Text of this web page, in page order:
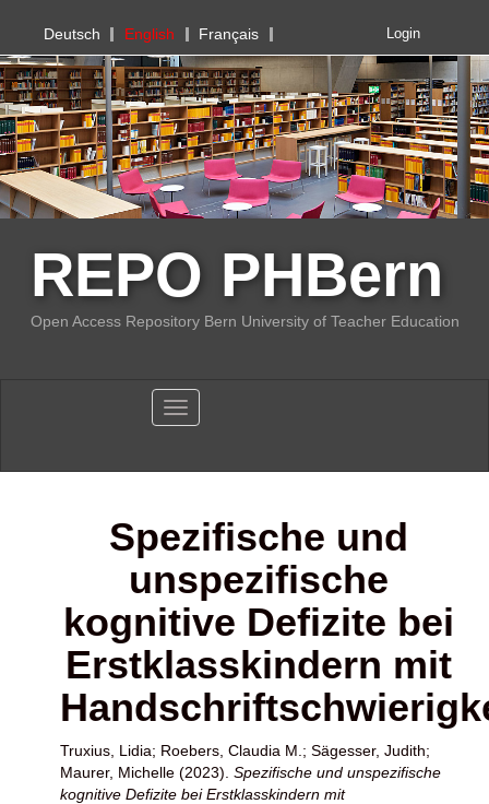
PHBern
Deutsch English Français Login
REPO PHBern
Open Access Repository Bern University of Teacher Education
Toggle navigation
Spezifische und
unspezifische
kognitive Defizite bei
Erstklasskindern mit
Truxius, Lidia; Roebers, Claudia M. ; Sägesser, Judith;
Maurer, Michelle (2023). Spezifische und unspezifische
kognitive Defizite bei Erstklasskindern mit